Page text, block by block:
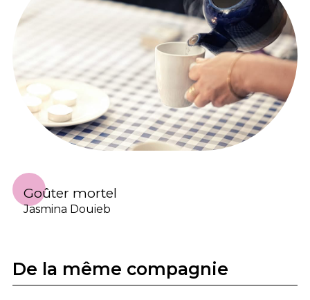
Goûter mortel
Jasmina Douieb
De la même compagnie